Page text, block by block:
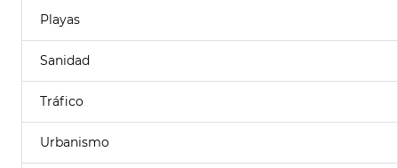
Playas
Sanidad
Tráfico
Urbanismo